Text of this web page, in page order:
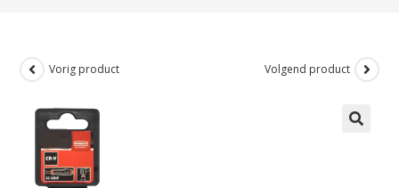
Vorig product Volgend product